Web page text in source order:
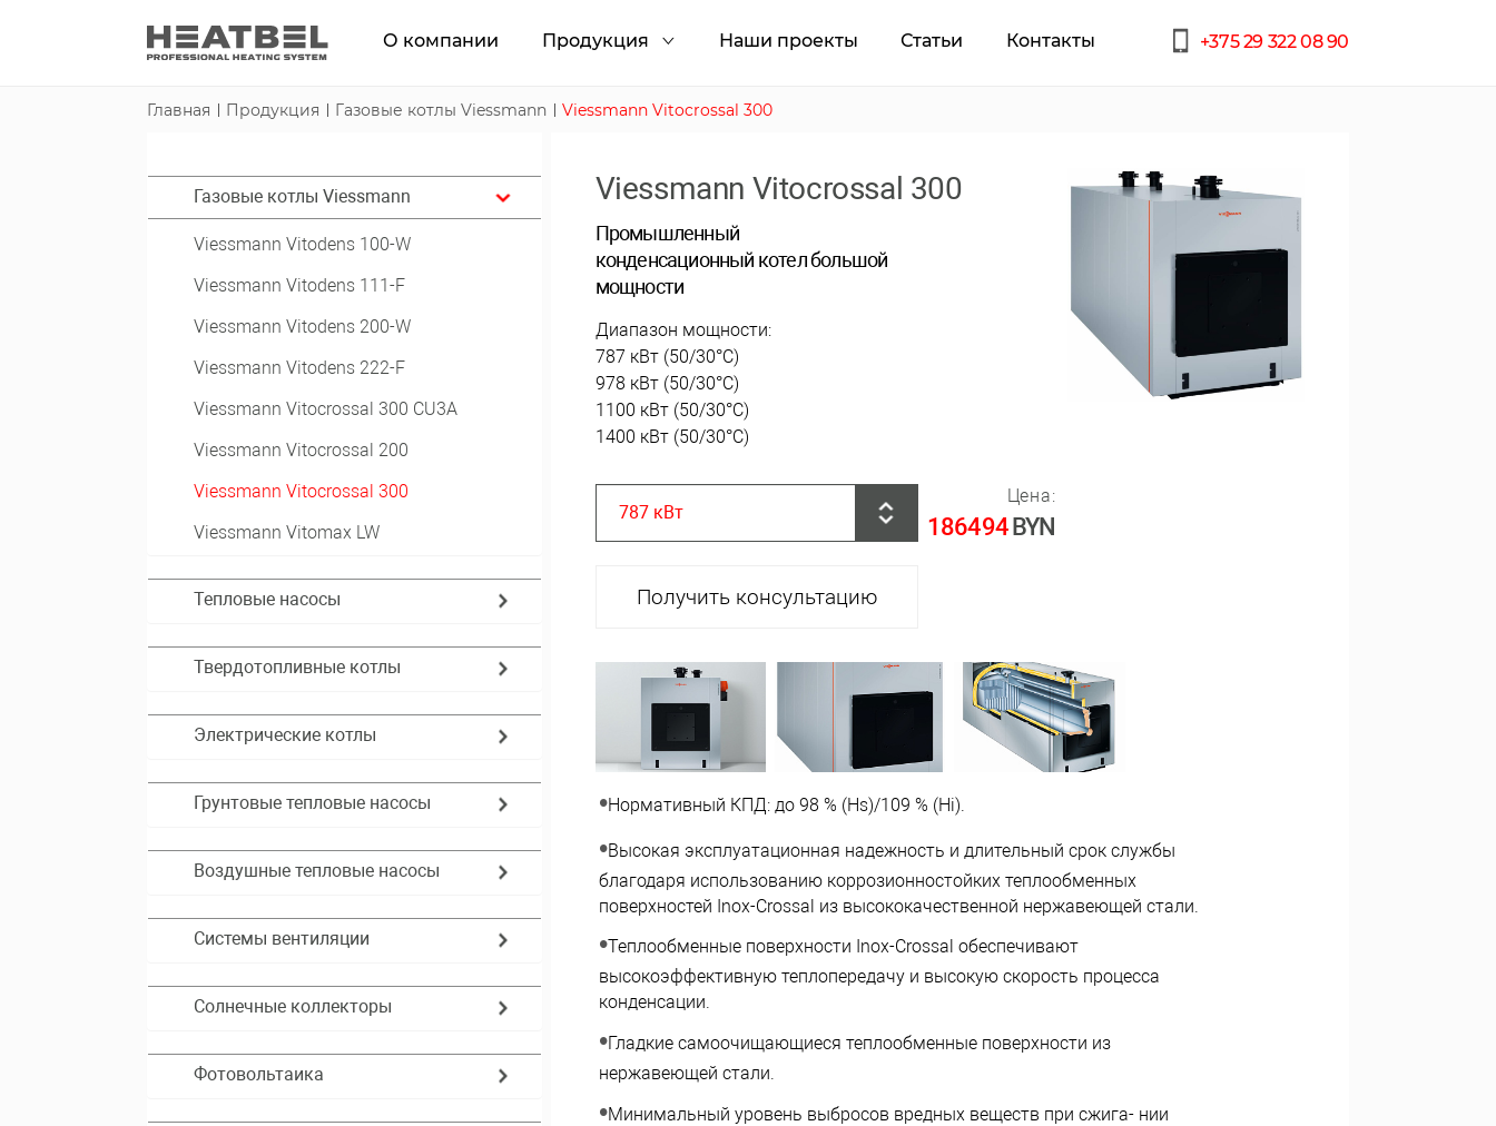
О компании Продукция Наши проекты Статьи Контакты +375 29 322 08 90
Главная Продукция Газовые котлы Viessmann Viessmann Vitocrossal 300
Газовые котлы Viessmann
Viessmann Vitodens 100-W
Viessmann Vitodens 111-F
Viessmann Vitodens 200-W
Viessmann Vitodens 222-F
Viessmann Vitocrossal 300 CU3A
Viessmann Vitocrossal 200
Viessmann Vitocrossal 300
Viessmann Vitomax LW
Тепловые насосы
Твердотопливные котлы
Электрические котлы
Грунтовые тепловые насосы
Воздушные тепловые насосы
Системы вентиляции
Солнечные коллекторы
Фотовольтаика
Viessmann Vitocrossal 300
Промышленный
конденсационный котел большой
мощности
Диапазон мощности:
787 кВт (50/30°C)
978 кВт (50/30°C)
1100 кВт (50/30°C)
1400 кВт (50/30°C)
787 кВт
Цена:
186494BYN
Получить консультацию
Нормативный КПД: до 98 % (Hs)/109 % (Hi).
Высокая эксплуатационная надежность и длительный срок службы
благодаря использованию коррозионностойких теплообменных
поверхностей Inox-Crossal из высококачественной нержавеющей стали.
Теплообменные поверхности Inox-Crossal обеспечивают
высокоэффективную теплопередачу и высокую скорость процесса
конденсации.
Гладкие самоочищающиеся теплообменные поверхности из
нержавеющей стали.
Минимальный уровень выбросов вредных веществ при сжига- нии